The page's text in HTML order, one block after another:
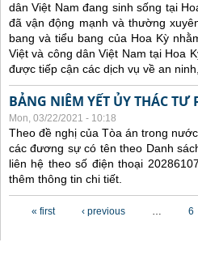
dân Việt Nam đang sinh sống tại
đãvận động mạnh và thường
bang và tiểu bang của Hoa Kỳ
Việtvà công dân Việt Nam tại Hoa
được tiếp cận các dịch vụ về an
BẢNG NIÊM YẾT ỦY THÁC
Mon, 03/22/2021 - 10:18
Theo đề nghị của Tòa án trong
các đương sự có tên theo Danh
liên hệ theo số điện thoại
thêm thông tin chi tiết.
« first ‹ previous … 6